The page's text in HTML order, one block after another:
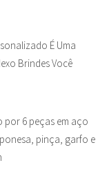
É Uma
Brindes Você
por 6 peças em aço
pinça, garfo e